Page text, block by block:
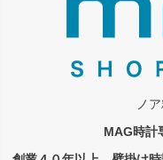
ノ
MAG時計